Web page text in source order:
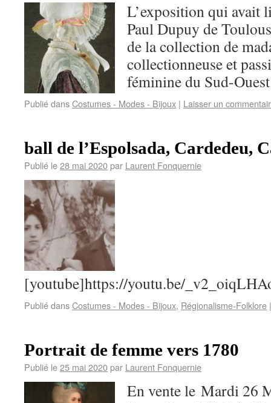
L’exposition qui avait
Paul Dupuy de
de la collection de
collectionneuse et
féminine du Sud-
Publié dansCostumes - Modes - Bijoux | Laisser un
ball de l’Espolsada, Cardedeu,
Publié le28 mai 2020par Laurent Fonquernie
[youtube]https://youtu.be/
Publié dansCostumes - Modes - Bijoux, Régionalisme-Folklore |
Portrait de femme vers 1780
Publié le25 mai 2020par Laurent Fonquernie
En vente le Mardi 26